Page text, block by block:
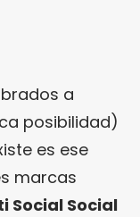
a
posibilidad)
es ese
marcas
Social Social